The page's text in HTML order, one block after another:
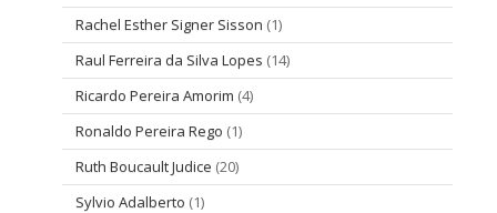
Rachel Esther Signer Sisson (1)
Raul Ferreira da Silva Lopes (14)
Ricardo Pereira Amorim (4)
Ronaldo Pereira Rego (1)
Ruth Boucault Judice (20)
Sylvio Adalberto (1)